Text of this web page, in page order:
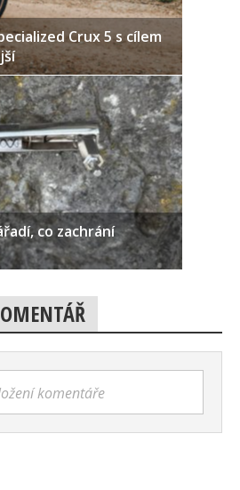
Crux 5 s cílem
co zachrání
komentáře